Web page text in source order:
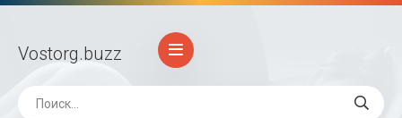
Vostorg.buzz